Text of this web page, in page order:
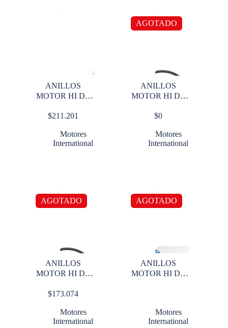
ANILLOS
MOTOR HI DT
$211.201
Motores
International
AGOTADO
ANILLOS
MOTOR HI DT
ARTICULADO
$0
Motores
International
AGOTADO
ANILLOS
MOTOR HI DT
ENTERIZO
$173.074
Motores
International
AGOTADO
ANILLOS
MOTOR HI DT
Motores
International